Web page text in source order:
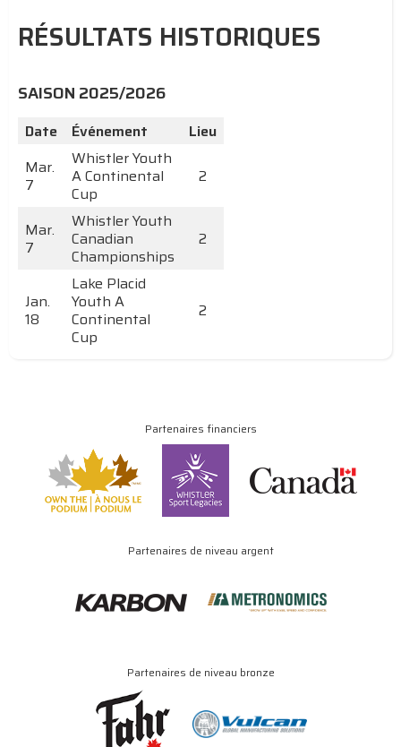
RÉSULTATS HISTORIQUES
SAISON 2025/2026
Date Événement
Lieu
Mar.
7
Whistler Youth
A Continental
Cup
2
Mar.
7
Whistler Youth
Canadian
Championships
2
Jan.
18
Lake Placid
Youth A
Continental
Cup
2
Partenaires financiers
Partenaires de niveau argent
Partenaires de niveau bronze